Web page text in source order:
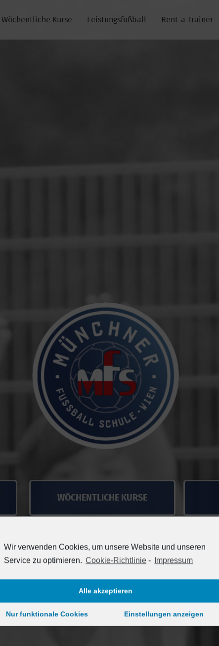
Wir verwenden Cookies, um unsere Website und unseren
Service zu optimieren. Cookie-Richtlinie - Impressum
Alle akzeptieren
Nur funktionale Cookies Einstellungen anzeigen
Wöchentliche Kurse Leistungsfußball Rent-a-Trainer
WÖCHENTLICHE KURSE